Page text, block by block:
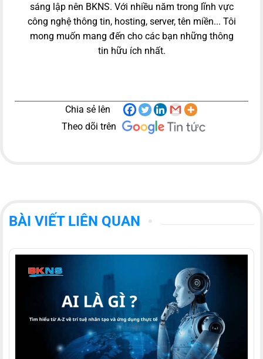
sáng lập nên BKNS. Với nhiều năm trong lĩnh vực
công nghệ thông tin, hosting, server, tên miền... Tôi
mong muốn mang đến cho các bạn những thông
tin hữu ích nhất.
Chia sẻ lên
Theo dõi trên
BÀI VIẾT LIÊN QUAN